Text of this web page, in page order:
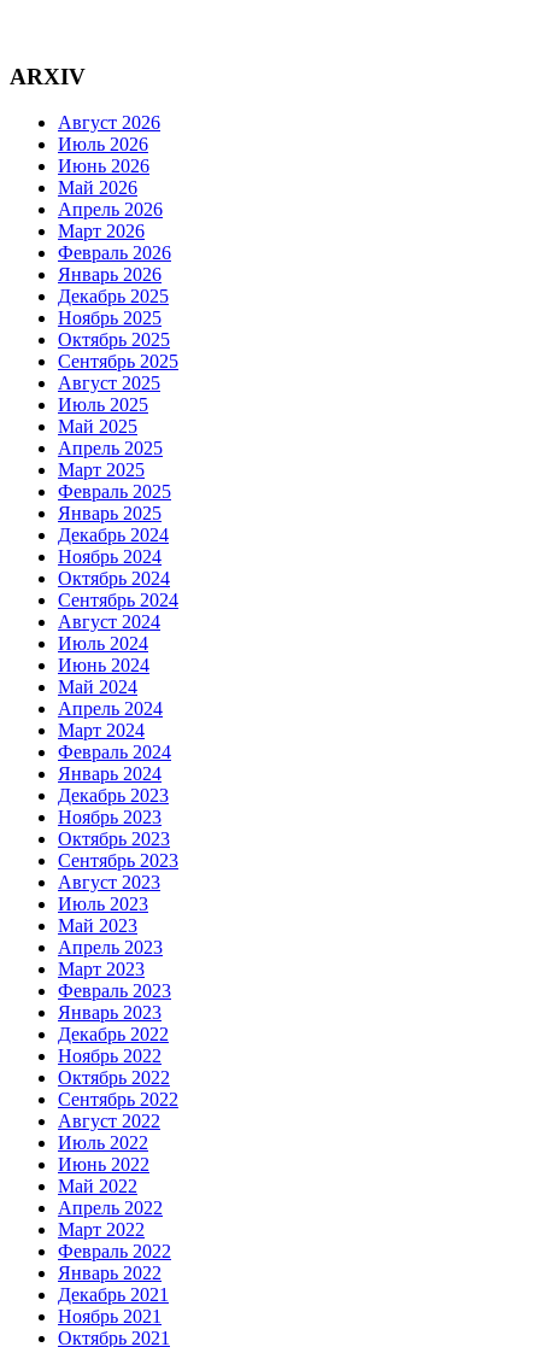
ARXIV
Август 2026
Июль 2026
Июнь 2026
Май 2026
Апрель 2026
Март 2026
Февраль 2026
Январь 2026
Декабрь 2025
Ноябрь 2025
Октябрь 2025
Сентябрь 2025
Август 2025
Июль 2025
Май 2025
Апрель 2025
Март 2025
Февраль 2025
Январь 2025
Декабрь 2024
Ноябрь 2024
Октябрь 2024
Сентябрь 2024
Август 2024
Июль 2024
Июнь 2024
Май 2024
Апрель 2024
Март 2024
Февраль 2024
Январь 2024
Декабрь 2023
Ноябрь 2023
Октябрь 2023
Сентябрь 2023
Август 2023
Июль 2023
Май 2023
Апрель 2023
Март 2023
Февраль 2023
Январь 2023
Декабрь 2022
Ноябрь 2022
Октябрь 2022
Сентябрь 2022
Август 2022
Июль 2022
Июнь 2022
Май 2022
Апрель 2022
Март 2022
Февраль 2022
Январь 2022
Декабрь 2021
Ноябрь 2021
Октябрь 2021